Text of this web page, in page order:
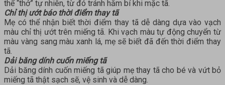
thể “thở” tự nhiên, từ đó tránh hăm bí khi mặc tã.
Chỉ thị ướt báo thời điểm thay tã
Mẹ có thể nhận biết thời điểm thay tã dễ dàng dựa vào vạch
màu chỉ thị ướt trên miếng tã. Khi vạch màu tự động chuyển từ
màu vàng sang màu xanh lá, mẹ sẽ biết đã đến thời điểm thay
tã.
Dải băng dính cuốn miếng tã
Dải băng dính cuốn miếng tã giúp mẹ thay tã cho bé và vứt bỏ
miếng tã thật sạch sẽ, vệ sinh và dễ dàng.